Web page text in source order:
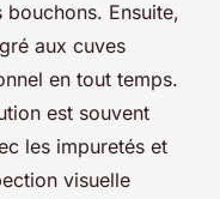
Ensuite,
aux cuves
en tout temps.
est souvent
les impuretés et
visuelle